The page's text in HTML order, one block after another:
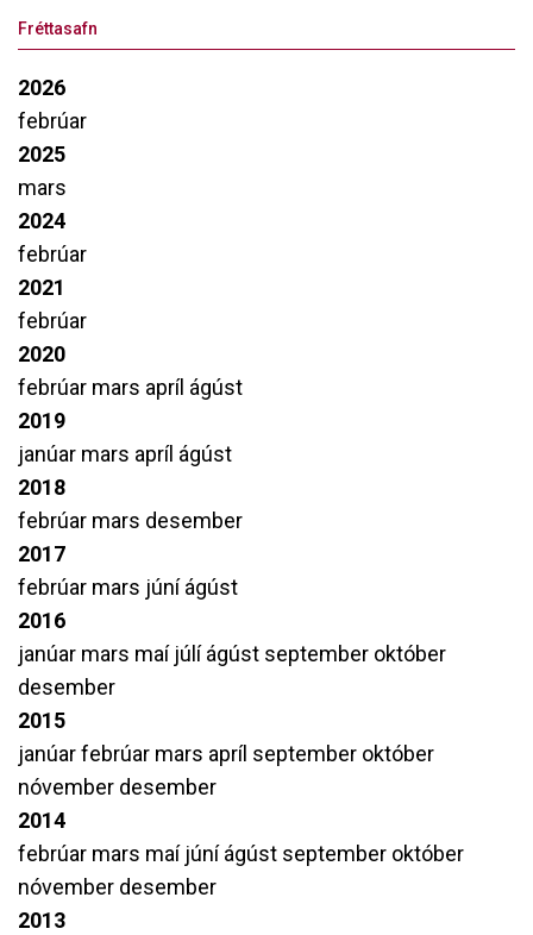
Fréttasafn
2026
febrúar
2025
mars
2024
febrúar
2021
febrúar
2020
febrúar mars apríl ágúst
2019
janúar mars apríl ágúst
2018
febrúar mars desember
2017
febrúar mars júníágúst
2016
janúar mars maí júlíágúst september október
desember
2015
janúarfebrúar mars apríl september október
nóvember desember
2014
febrúar mars maí júníágúst september október
nóvember desember
2013